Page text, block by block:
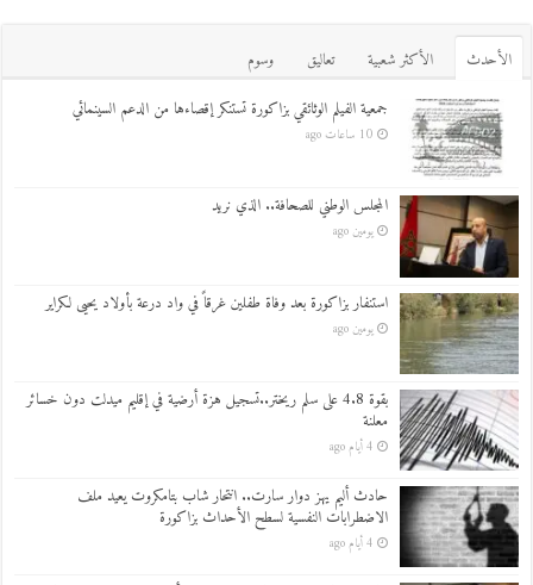
اﻷحدث اﻷكثر شعبية تعاليق
وسوم
جمعية الفيلم الوثائقي بزاكورة تستنكر إقصاءها من الدعم السينمائي
10 ساعات ago
المجلس الوطني للصحافة.. الذي نريد
يومين ago
استنفار بزاكورة بعد وفاة طفلين غرقاً في واد درعة بأولاد يحيى لكراير
يومين ago
بقوة 4.8 على سلم ريختر..تسجيل هزة أرضية في إقليم ميدلت دون خسائر
معلنة
4 أيام ago
حادث أليم يهز دوار سارت.. انتحار شاب بتامكروت يعيد ملف
الاضطرابات النفسية لسطح الأحداث بزاكورة
4 أيام ago